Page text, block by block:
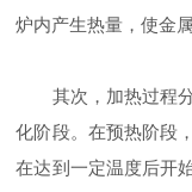
炉内产生热量，使金
其次，加热过程分
化阶段。在预热阶段
在达到一定温度后开